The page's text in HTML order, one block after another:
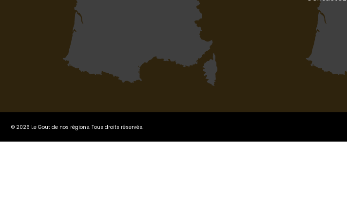
© 2026 Le Gout de nos régions. Tous droits réservés.